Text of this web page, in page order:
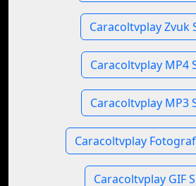
Caracoltvplay Zvuk
Caracoltvplay MP4
Caracoltvplay MP3
Caracoltvplay
Caracoltvplay GIF